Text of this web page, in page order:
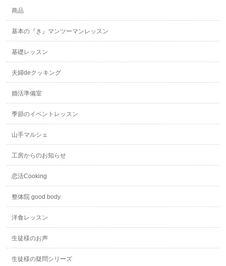
商品
基本の『き』マンツーマンレッスン
基礎レッスン
夫婦deクッキング
婚活準備室
季節のイベントレッスン
山手マルシェ
工房からのお知らせ
恋活Cooking
整体院 good body.
洋食レッスン
生徒様のお声
生徒様の疑問シリーズ